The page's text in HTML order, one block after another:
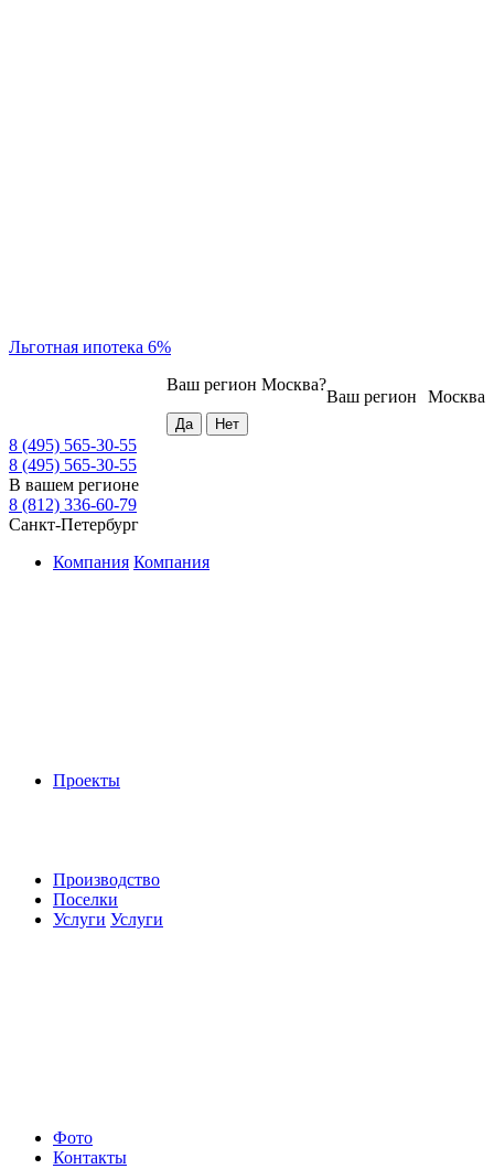
Льготная ипотека 6%
Москва
Ваш регион
Ваш регион Москва?
8 (495) 565-30-55
8 (495) 565-30-55
В вашем регионе
8 (812) 336-60-79
Санкт-Петербург
Компания Компания
Проекты
Производство
Поселки
Услуги Услуги
Фото
Контакты